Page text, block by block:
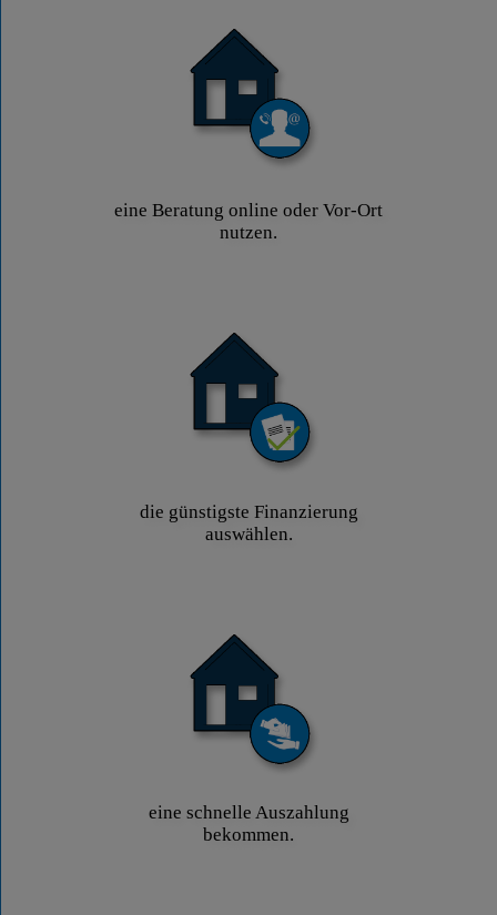
eine Beratung online oder Vor-Ort
nutzen.
die günstigste Finanzierung
auswählen.
eine schnelle Auszahlung
bekommen.